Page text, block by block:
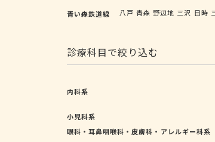
青い森鉄道線 八戸 青森 野辺地 三沢 目時
診療科目で絞り込む
内科系
小児科系
眼科・耳鼻咽喉科・皮膚科・アレルギー科系